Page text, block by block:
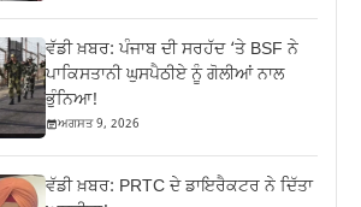
ਵੱਡੀ ਖ਼ਬਰ: ਪੰਜਾਬ ਦੀ ਸਰਹੱਦ ‘ਤੇ BSF ਨੇ
ਪਾਕਿਸਤਾਨੀ ਘੁਸਪੈਠੀਏ ਨੂੰ ਗੋਲੀਆਂ ਨਾਲ
ਭੁੰਨਿਆ!
ਅਗਸਤ 9, 2026
ਵੱਡੀ ਖ਼ਬਰ: PRTC ਦੇ ਡਾਇਰੈਕਟਰ ਨੇ ਦਿੱਤਾ